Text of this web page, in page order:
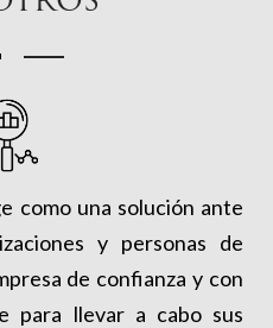
como una solución ante
y personas de
de confianza y con
para llevar a cabo sus